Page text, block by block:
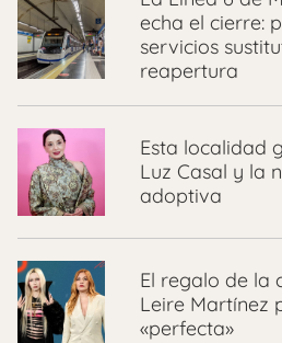
echa el cierre:
servicios
reapertura
Esta localidad
Luz Casal y la
adoptiva
El regalo de la
Leire Martínez
«perfecta»